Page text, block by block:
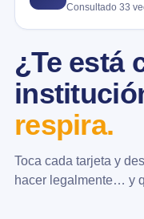
Consultado 33
¿Te está
respira.
Toca cada tarjeta y
hacer legalmente… y